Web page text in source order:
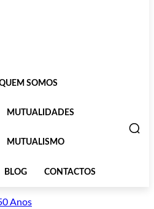
SOMOS
MUTUALIDADES
MUTUALISMO
BLOG CONTACTOS
Anos